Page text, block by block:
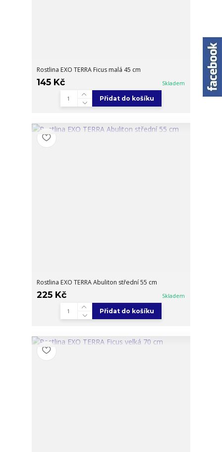
Rostlina EXO TERRA Ficus malá 45 cm
145 Kč Skladem
Přidat do košíku
Rostlina EXO TERRA Abuliton střední 55 cm
225 Kč Skladem
Přidat do košíku